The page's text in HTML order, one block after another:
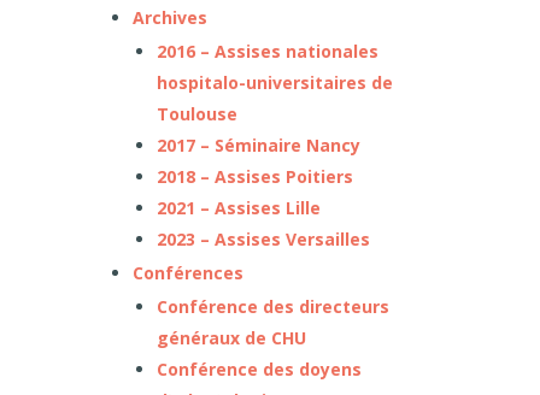
Archives
2016 – Assises nationales
hospitalo-universitaires de
Toulouse
2017 – Séminaire Nancy
2018 – Assises Poitiers
2021 – Assises Lille
2023 – Assises Versailles
Conférences
Conférence des directeurs
généraux de CHU
Conférence des doyens